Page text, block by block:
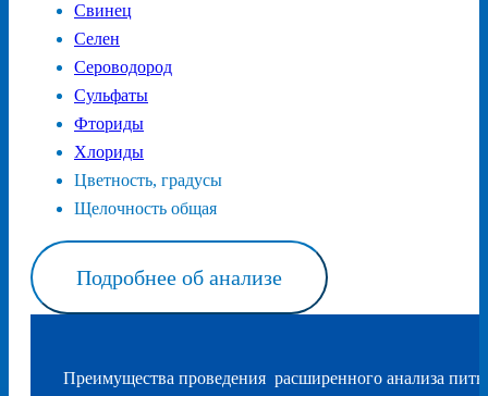
Свинец
Селен
Сероводород
Сульфаты
Фториды
Хлориды
Цветность, градусы
Щелочность общая
Подробнее об анализе
Преимущества проведения расширенного анализа